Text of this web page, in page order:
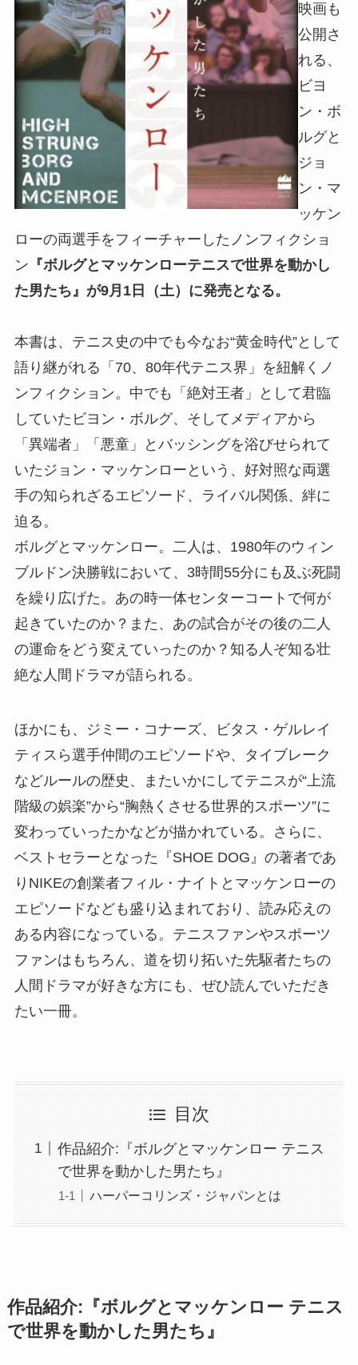
映画も
公開さ
れる、
ビヨ
ン・ボ
ルグと
ジョ
ン・マ
ッケン
ローの両選手をフィーチャーしたノンフィクショ
ン 『ボルグとマッケンローテニスで世界を動かし
た男たち』が9月1日（土）に発売となる。
本書は、テニス史の中でも今なお“黄金時代”として
語り継がれる「70、80年代テニス界」を紐解くノ
ンフィクション。中でも「絶対王者」として君臨
していたビヨン・ボルグ、そしてメディアから
「異端者」「悪童」とバッシングを浴びせられて
いたジョン・マッケンローという、好対照な両選
手の知られざるエピソード、ライバル関係、絆に
迫る。
ボルグとマッケンロー。二人は、1980年のウィン
ブルドン決勝戦において、3時間55分にも及ぶ死闘
を繰り広げた。あの時一体センターコートで何が
起きていたのか？また、あの試合がその後の二人
の運命をどう変えていったのか？知る人ぞ知る壮
絶な人間ドラマが語られる。
ほかにも、ジミー・コナーズ、ビタス・ゲルレイ
ティスら選手仲間のエピソードや、タイブレーク
などルールの歴史、またいかにしてテニスが“上流
階級の娯楽”から“胸熱くさせる世界的スポーツ”に
変わっていったかなどが描かれている。さらに、
ベストセラーとなった『SHOE DOG』の著者であ
りNIKEの創業者フィル・ナイトとマッケンローの
エピソードなども盛り込まれており、読み応えの
ある内容になっている。テニスファンやスポーツ
ファンはもちろん、道を切り拓いた先駆者たちの
人間ドラマが好きな方にも、ぜひ読んでいただき
たい一冊。
目次
作品紹介:『ボルグとマッケンロー テニス
で世界を動かした男たち』
ハーパーコリンズ・ジャパンとは
作品紹介:『ボルグとマッケンロー テニス
で世界を動かした男たち』